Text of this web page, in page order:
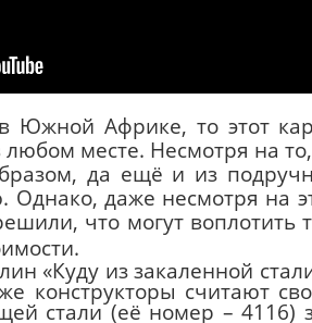
Южной Африке, то этот
месте. Несмотря на
да ещё и из
даже несмотря на
что могут воплотить
«Куду из закаленной
конструкторы считают
стали (её номер – 4116)